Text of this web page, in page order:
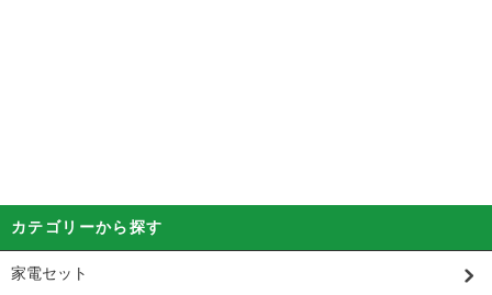
カテゴリーから探す
家電セット